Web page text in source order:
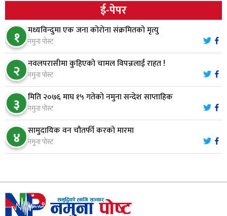
७
भरतपुर अस्पतालद्वारा आइसियुमा प्रतिक्षारत बिरामीको
नाम ‘डिस्प्ले बोर्ड’मा
८ नारायणघाट–बुटवल सडकमा ‘क्यानोपी ब्रिज’ निर्माण
९
मौलाकालिकाको १८८२ खुड्किला : आस्था र आरोग्यको‘
‘सर्ट हाइकिङ’
१० वन उद्यममा जोडिँदै नवलपुरका महिला
ई-पेपर
१ मध्यविन्दुमा एक जना कोरोना संक्रमितको मृत्यु
नमुना पोस्ट
२ नवलपरासीमा कुहिएको चामल विपन्नलाई राहत !
नमुना पोस्ट
३ मिति २०७६ माघ १५ गतेको नमुना सन्देश साप्ताहिक
नमुना पोस्ट
४ सामुदायिक वन चौतर्फी करको मारमा
नमुना पोस्ट